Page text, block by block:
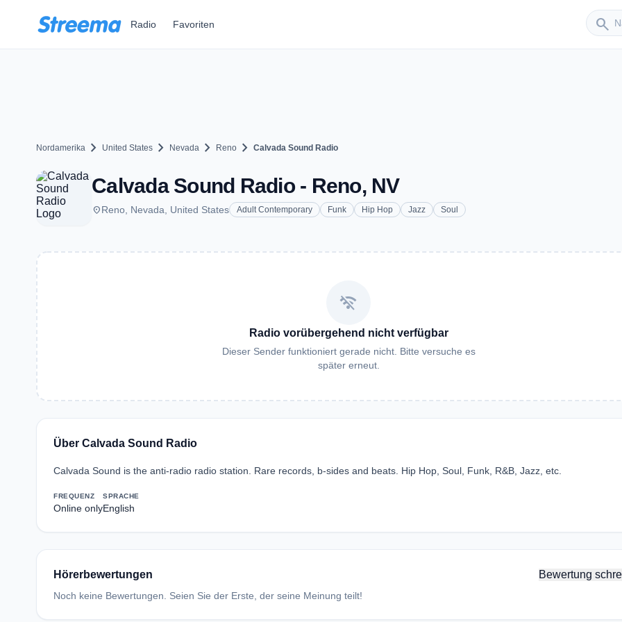
Radio Favoriten search
Nordamerika chevron_right United States chevron_right Nevada chevron_right Reno chevron_right Calvada Sound Radio
Calvada Sound Radio - Reno, NV
placeReno, Nevada, United States Adult Contemporary Funk Hip Hop Jazz Soul
wifi_off
Radio vorübergehend nicht verfügbar
Dieser Sender funktioniert gerade nicht. Bitte versuche es
später erneut.
Über Calvada Sound Radio
Calvada Sound is the anti-radio radio station. Rare records, b-sides and beats. Hip Hop, Soul, Funk, R&B, Jazz, etc.
FREQUENZ
Online only
SPRACHE
English
Hörerbewertungen Bewertung
Noch keine Bewertungen. Seien Sie der Erste, der seine Meinung teilt!